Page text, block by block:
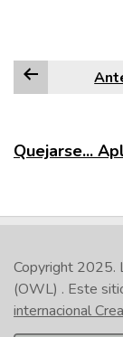
Quejarse...
Copyright 2025.
(OWL) . Este
internacional